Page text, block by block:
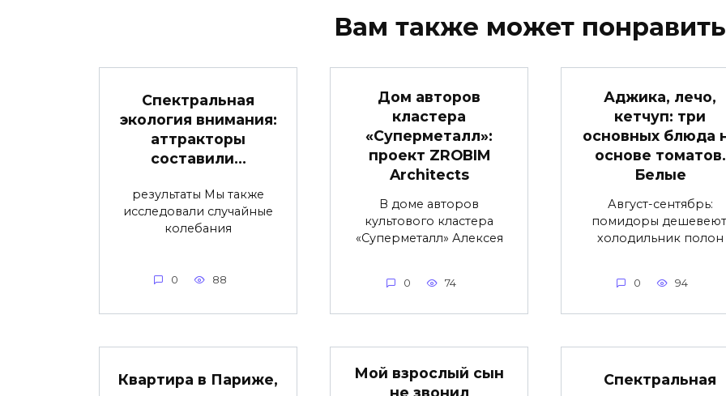
Вам также может
Спектральная
экология внимания:
аттракторы
составили…
результаты Мы также
исследовали случайные
колебания
0 88
Дом авторов
кластера
«Суперметалл»:
проект ZROBIM
Architects
В доме авторов
культового кластера
«Суперметалл» Алексея
0 74
Аджика, лечо,
кетчуп: три
основных блюда
основе томатов.
Белые
Август-сентябрь:
помидоры
холодильник полон
0 94
Квартира в Париже,
Мой взрослый сын
не звонил
Спектральная